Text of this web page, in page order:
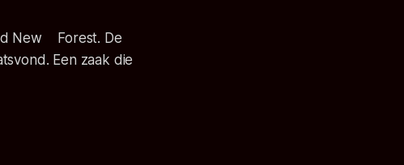
New Forest. De
Een zaak die